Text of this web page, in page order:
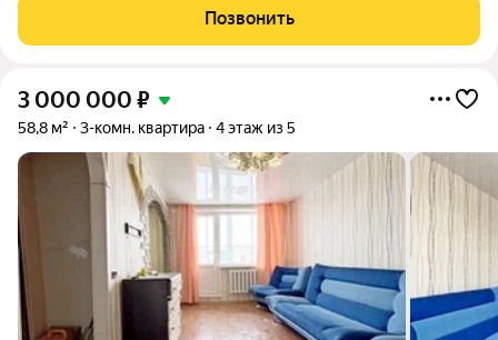
удобство расположения. Квартира обладает индивидуальным
печным отоплением, благодаря
Позвонить
3 000 000 ₽
58,8 м² 3-комн. квартира 4 этаж из 5